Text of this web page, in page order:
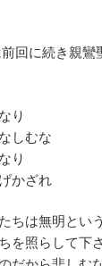
回に続き親鸞
り
しむな
り
かざれ
ちは無明とい
を照らして下